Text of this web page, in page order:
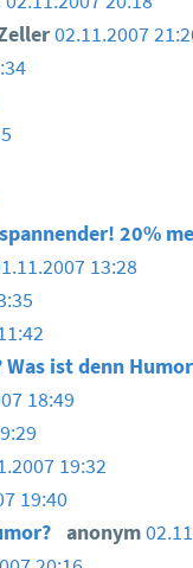
02.11.2007
20%
13:28
ist denn
18:49
19:32
19:40
anonym